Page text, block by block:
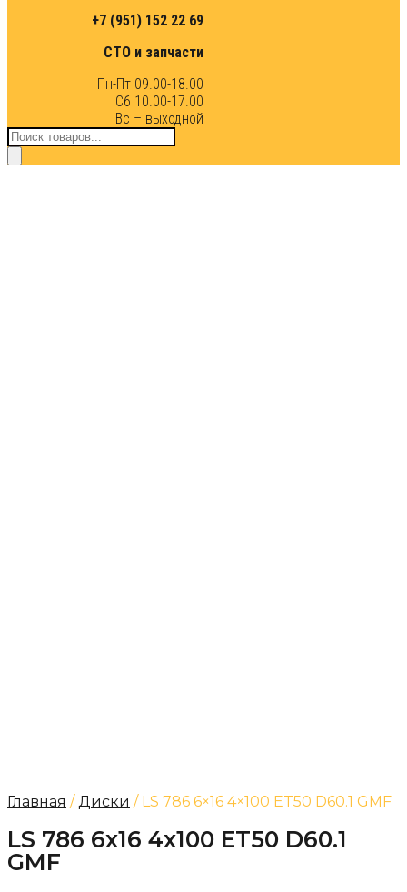
+7 (951) 152 22 69
СТО и запчасти
Пн-Пт 09.00-18.00
Сб 10.00-17.00
Вс – выходной
Поиск
товаров
Главная /Диски / LS 786 6×16 4×100 ET50 D60.1 GMF
LS 786 6x16 4x100 ET50 D60.1
GMF